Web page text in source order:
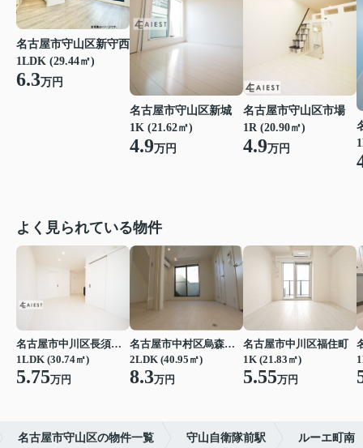
名古屋市守山区新守西
1LDK (29.44㎡)
6.3万円
名古屋市守山区新城
1K (21.62㎡)
4.9万円
名古屋市守山区市場
1R (20.90㎡)
4.9万円
よく見られている物件
名古屋市中川区長須賀３丁目
1LDK (30.74㎡)
5.75万円
名古屋市中村区烏森町４丁目
2LDK (40.95㎡)
8.3万円
名古屋市中川区福住町
1K (21.83㎡)
5.55万円
名古屋市守山区の物件一覧 守山自衛隊前駅 ルーエ町南